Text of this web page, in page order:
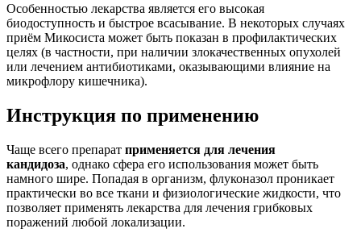
Особенностью лекарства является его высокая
биодоступность и быстрое всасывание. В некоторых случаях
приём Микосиста может быть показан в профилактических
целях (в частности, при наличии злокачественных опухолей
или лечением антибиотиками, оказывающими влияние на
микрофлору кишечника).
Инструкция по применению
Чаще всего препарат применяется для лечения
кандидоза, однако сфера его использования может быть
намного шире. Попадая в организм, флуконазол проникает
практически во все ткани и физиологические жидкости, что
позволяет применять лекарства для лечения грибковых
поражений любой локализации.